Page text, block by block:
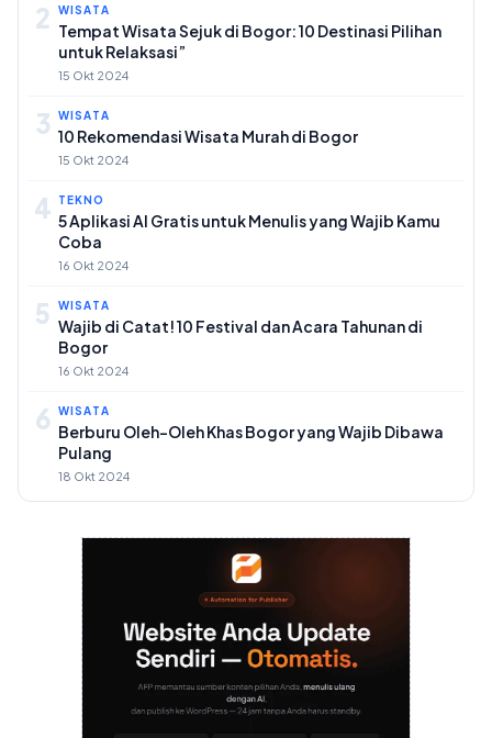
2 WISATA
Tempat Wisata Sejuk di Bogor: 10 Destinasi Pilihan
untuk Relaksasi”
15 Okt 2024
3 WISATA
10 Rekomendasi Wisata Murah di Bogor
15 Okt 2024
4 TEKNO
5 Aplikasi AI Gratis untuk Menulis yang Wajib Kamu
Coba
16 Okt 2024
5 WISATA
Wajib di Catat! 10 Festival dan Acara Tahunan di
Bogor
16 Okt 2024
6 WISATA
Berburu Oleh-Oleh Khas Bogor yang Wajib Dibawa
Pulang
18 Okt 2024